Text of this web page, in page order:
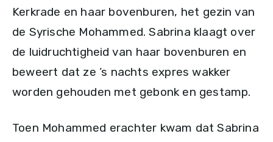
Kerkrade en haar bovenburen, het gezin van
de Syrische Mohammed. Sabrina klaagt over
de luidruchtigheid van haar bovenburen en
beweert dat ze ’s nachts expres wakker
worden gehouden met gebonk en gestamp.
Toen Mohammed erachter kwam dat Sabrina